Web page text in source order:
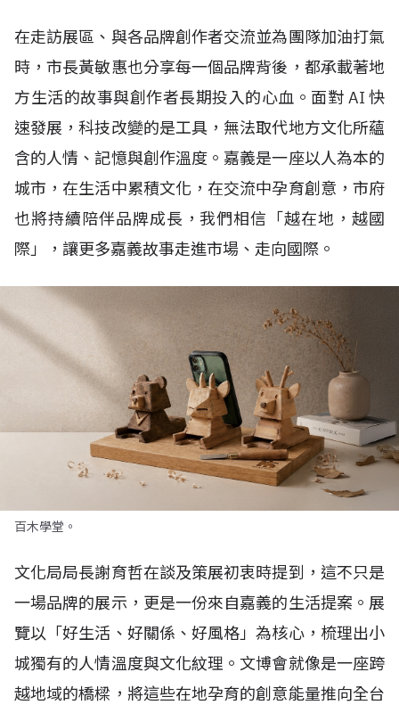
在走訪展區、與各品牌創作者交流並為團隊加油打氣
時，市長黃敏惠也分享每一個品牌背後，都承載著地
方生活的故事與創作者長期投入的心血。面對 AI快
速發展，科技改變的是工具，無法取代地方文化所蘊
含的人情、記憶與創作溫度。嘉義是一座以人為本的
城市，在生活中累積文化，在交流中孕育創意，市府
也將持續陪伴品牌成長，我們相信「越在地，越國
際」，讓更多嘉義故事走進市場、走向國際。
百木學堂。
文化局局長謝育哲在談及策展初衷時提到，這不只是
一場品牌的展示，更是一份來自嘉義的生活提案。展
覽以「好生活、好關係、好風格」為核心，梳理出小
城獨有的人情溫度與文化紋理。文博會就像是一座跨
越地域的橋樑，將這些在地孕育的創意能量推向全台